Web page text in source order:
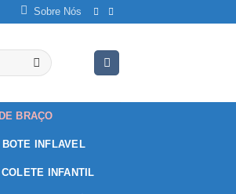
Sobre Nós
BRAÇO
BOTE INFLAVEL
COLETE INFANTIL